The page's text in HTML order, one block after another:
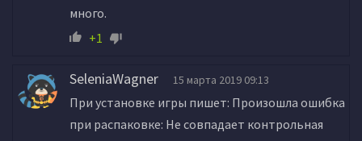
много.
+1
SeleniaWagner 15 марта 2019 09:13
При установке игры пишет: Произошла ошибка
при распаковке: Не совпадает контрольная